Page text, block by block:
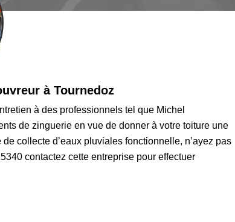
à Tournedoz
à des professionnels tel que Michel
de zinguerie en vue de donner à votre toiture une
collecte d’eaux pluviales fonctionnelle, n’ayez pas
contactez cette entreprise pour effectuer